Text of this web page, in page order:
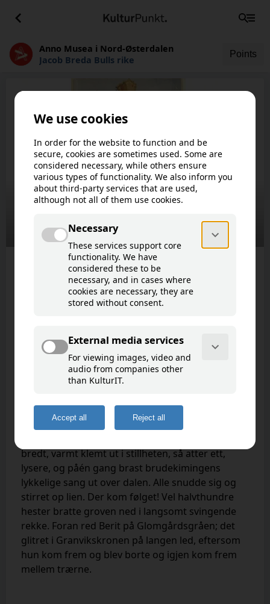
Anno Musea i Nord-Østerdalen
Jacob Breda Bulls rike
Points
This article is not available in your
language.
Glomdalsbruden
Goto map
bredt, varmt klemt ut i stillheten,så atter ett,
lysere, og påén gang brast brudekimingens
lykkelige sang ut over dalen. Alle snudde sig og
stirret op lien. Der kom følget! Vel halvthundre
hester bratte groven ned i langsomt svingende
rekke. Foran red Berit på Glomgårdsgråen; det
glitret i Granvikskronen på langen led, eftersom
hun kom frem og blev borte og igjen kom frem
mellem trærne.